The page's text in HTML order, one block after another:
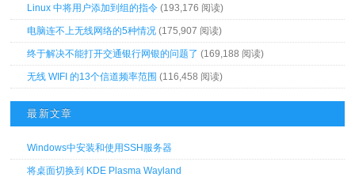
Linux 中将用户添加到组的指令 (193,176 阅读)
电脑连不上无线网络的5种情况 (175,907 阅读)
终于解决不能打开交通银行网银的问题了 (169,188 阅读)
无线 WIFI 的13个信道频率范围 (116,458 阅读)
最新文章
Windows中安装和使用SSH服务器
将桌面切换到 KDE Plasma Wayland